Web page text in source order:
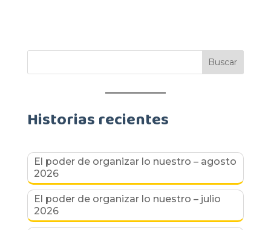
Historias recientes
El poder de organizar lo nuestro – agosto
2026
El poder de organizar lo nuestro – julio
2026